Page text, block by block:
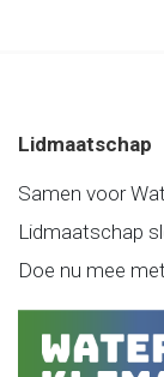
Lidmaatschap
Samen voor
Lidmaatschap
Doe nu mee